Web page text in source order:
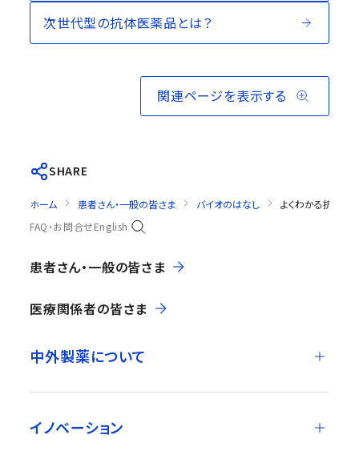
次世代型の抗体医薬品とは？
関連ページを表示する
SHARE
ホーム 患者さん・一般の皆さま バイオのはなし
よくわかる抗体医
FAQ・お問合せEnglish
患者さん・一般の皆さま
医療関係者の皆さま
中外製薬について
イノベーション